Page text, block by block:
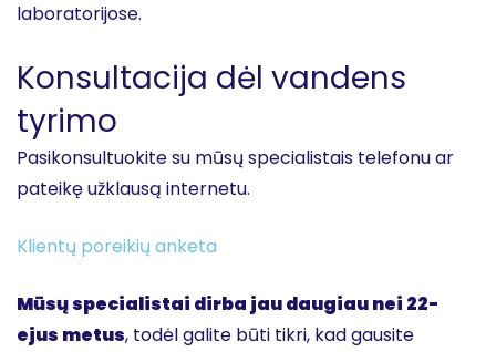
laboratorijose.
Konsultacija dėl vandens
tyrimo
Pasikonsultuokite su mūsų specialistais telefonu ar
pateikę užklausą internetu.
Klientų poreikių anketa
Mūsų specialistai dirba jau daugiau nei 22-
ejus metus, todėl galite būti tikri, kad gausite